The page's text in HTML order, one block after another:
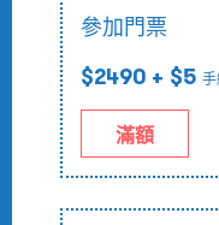
參加門票
$2490 + $5
滿額